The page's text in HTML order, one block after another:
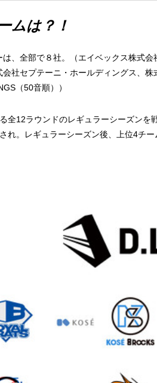
ムは？！
、全部で８社。（エイベックス株式
社セプテーニ・ホールディングス、
（50音順））
全12ラウンドのレギュラーシーズン
れ。レギュラーシーズン後、上位4チ